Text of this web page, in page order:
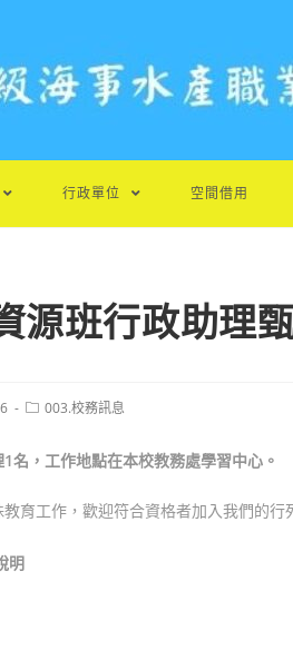
行政單位 空間借用
源班行政助理
Post003.校務訊息
名，工作地點在本校教務處學習中心。
育工作，歡迎符合資格者加入我們的行
明